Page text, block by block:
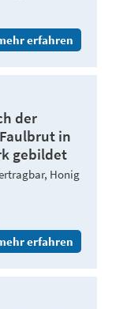
erfahren
der
in
gebildet
Honig
erfahren